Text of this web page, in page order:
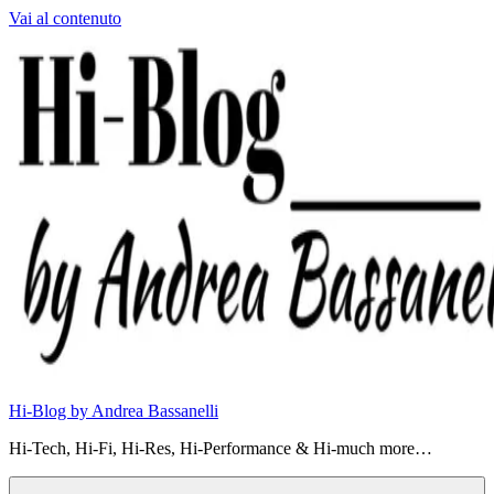
Vai al contenuto
Hi-Blog by Andrea Bassanelli
Hi-Tech, Hi-Fi, Hi-Res, Hi-Performance & Hi-much more…